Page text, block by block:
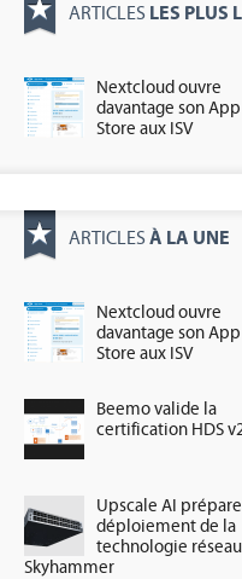
ARTICLES LES PLUS
Nextcloud ouvre
davantage son App
Store aux ISV
ARTICLES À LA UNE
Nextcloud ouvre
davantage son App
Store aux ISV
Beemo valide la
certification HDS
Upscale AI
déploiement de la
technologie réseau
Skyhammer